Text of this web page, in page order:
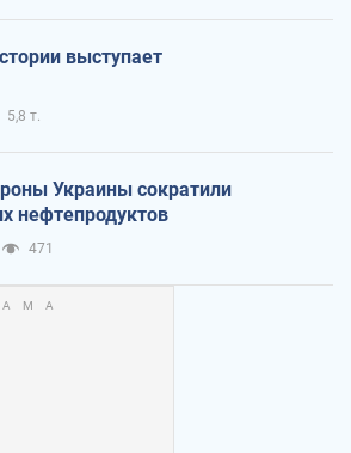
выступает
5,8 т.
Украины сократили
нефтепродуктов
471